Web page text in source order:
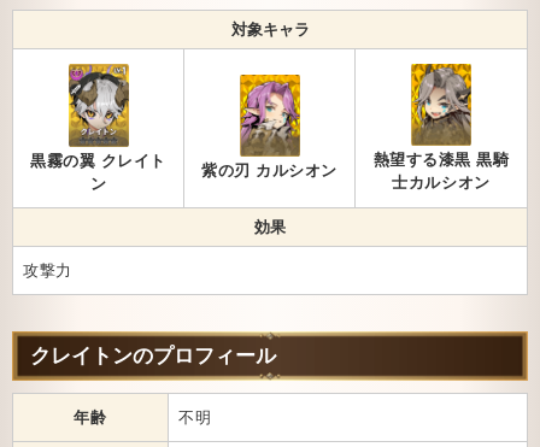
対象キャラ
黒霧の翼 クレイト
ン
紫の刃 カルシオン
熱望する漆黒 黒騎
士カルシオン
効果
攻撃力
クレイトンのプロフィール
年齢 不明